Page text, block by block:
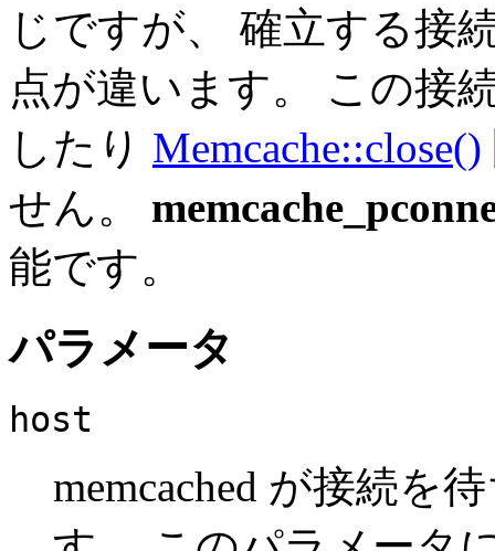
じですが、 確立する接
点が違います。 この接
したり Memcache::close()
せん。
能です。
パラメータ
host
memcached が接続を